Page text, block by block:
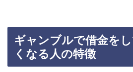
ギャンブルで借金を
くなる人の特徴